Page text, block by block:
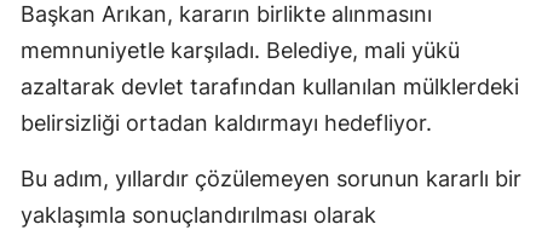
Başkan Arıkan, kararın birlikte alınmasını
memnuniyetle karşıladı. Belediye, mali yükü
azaltarak devlet tarafından kullanılan mülklerdeki
belirsizliği ortadan kaldırmayı hedefliyor.
Bu adım, yıllardır çözülemeyen sorunun kararlı bir
yaklaşımla sonuçlandırılması olarak